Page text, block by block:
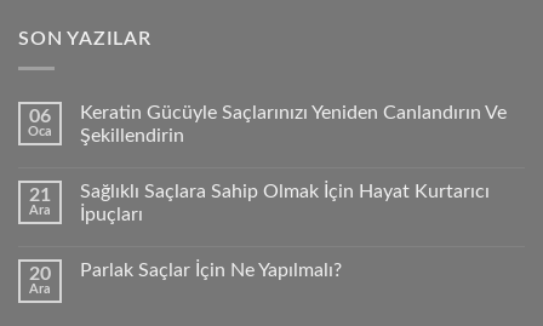
SON YAZILAR
06
Oca
Keratin Gücüyle Saçlarınızı Yeniden Canlandırın Ve
Şekillendirin
21
Ara
Sağlıklı Saçlara Sahip Olmak İçin Hayat Kurtarıcı
İpuçları
20
Ara
Parlak Saçlar İçin Ne Yapılmalı?